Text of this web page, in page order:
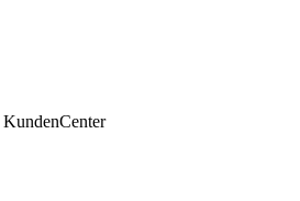
KundenCenter